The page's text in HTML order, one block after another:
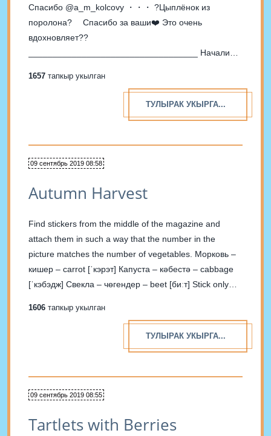
Спасибо @a_m_kolcovy ・・・ ?Цыплёнок из
поролона? ⠀ Спасибо за ваши❤️ Это очень
вдохновляет??
___________________________________ Начали
простая идея для самостоятельного творчества??
1657 тапкыр укылган
ТУЛЫРАК УКЫРГА...
09 сентябрь 2019 08:58
Autumn Harvest
Find stickers from the middle of the magazine and
attach them in such a way that the number in the
picture matches the number of vegetables. Морковь –
кишер – carrot [ˈкэрэт] Капуста – кәбестә – cabbage
[ˈкэбэдж] Свекла – чөгендер – beet [биːт] Stick only
1606 тапкыр укылган
ТУЛЫРАК УКЫРГА...
09 сентябрь 2019 08:55
Tartlets with Berries